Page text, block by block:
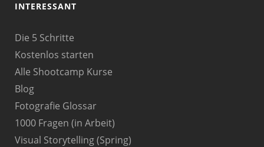
INTERESSANT
Die 5 Schritte
Kostenlos starten
Alle Shootcamp Kurse
Blog
Fotografie Glossar
1000 Fragen (in Arbeit)
Visual Storytelling (Spring)